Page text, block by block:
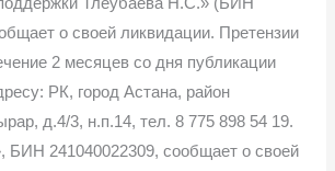
Тлеубаева Н.С.» (БИН
о своей ликвидации. Претензии
2 месяцев со дня публикации
РК, город Астана, район
д.4/3, н.п.14, тел. 8 775 898 54 19.
БИН 241040022309, сообщает о своей